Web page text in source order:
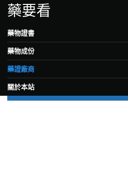
藥要看
藥物證書
藥物成份
藥證廠商
關於本站